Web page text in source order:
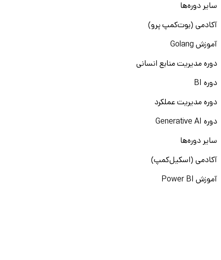
سایر دوره‌ها
آکادمی (بوت‌کمپ پرو)
آموزش Golang
دوره مدیریت منابع انسانی
دوره BI
دوره مدیریت عملکرد
دوره Generative AI
سایر دوره‌ها
آکادمی (اسکیل‌کمپ)
آموزش Power BI